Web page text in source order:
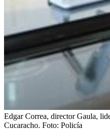
Edgar Correa, director Gaula,
Cucaracho. Foto: Policía